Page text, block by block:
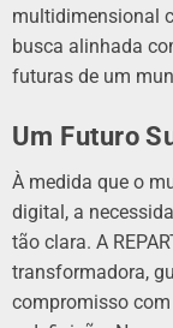
multidimensional
busca alinhada
futuras de um
Um Futuro
À medida que o
digital, a
tão clara. A
transformadora,
compromisso